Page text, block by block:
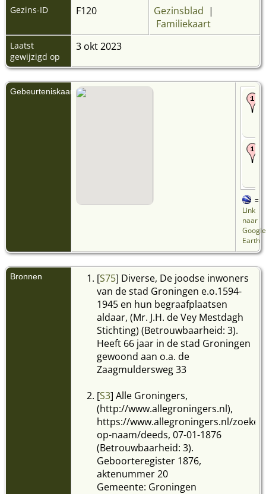
Gezins-ID F120 Gezinsblad |
Familiekaart
Laatst
gewijzigd op
3 okt 2023
Gebeurteniskaart
=
Link
naar
Google
Earth
Bronnen [S75] Diverse, De joodse inwoners
van de stad Groningen e.o.1594-
1945 en hun begraafplaatsen
aldaar, (Mr. J.H. de Vey Mestdagh
Stichting) (Betrouwbaarheid: 3).
Heeft 66 jaar in de stad Groningen
gewoond aan o.a. de
Zaagmuldersweg 33
[S3] Alle Groningers,
(http://www.allegroningers.nl),
https://www.allegroningers.nl/
op-naam/deeds, 07-01-1876
(Betrouwbaarheid: 3).
Geboorteregister 1876,
aktenummer 20
Gemeente: Groningen